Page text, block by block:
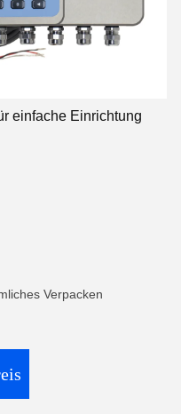
einfache Einrichtung
Verpacken